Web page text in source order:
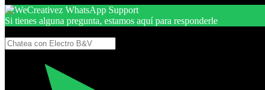
Si tienes alguna pregunta, estamos aquí para responderle